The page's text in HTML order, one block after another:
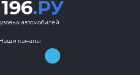
196.РУ
автомобилей
Наши каналы